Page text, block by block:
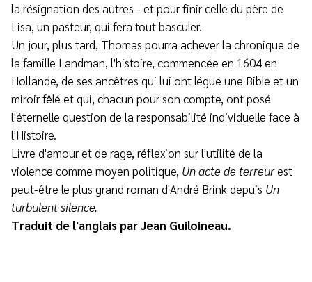
la résignation des autres - et pour finir celle du père de
Lisa, un pasteur, qui fera tout basculer.
Un jour, plus tard, Thomas pourra achever la chronique de
la famille Landman, l'histoire, commencée en 1604 en
Hollande, de ses ancêtres qui lui ont légué une Bible et un
miroir fêlé et qui, chacun pour son compte, ont posé
l'éternelle question de la responsabilité individuelle face à
l'Histoire.
Livre d'amour et de rage, réflexion sur l'utilité de la
violence comme moyen politique, Un acte de terreurest
peut-être le plus grand roman d'André Brink depuis Un
turbulent silence.
Traduit de l'anglais par Jean Guiloineau.